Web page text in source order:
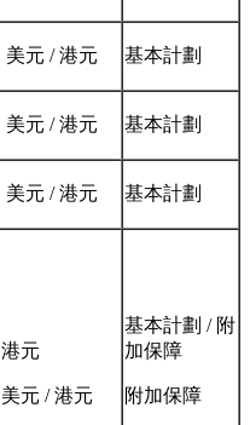
美元 / 港元 基本計劃
美元 / 港元 基本計劃
美元 / 港元 基本計劃
港元
美元 / 港元
基本計劃 / 附
加保障
附加保障